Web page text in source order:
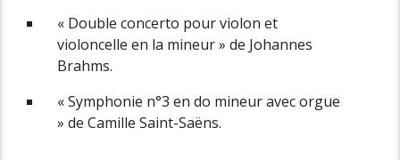
« Double concerto pour violon et
violoncelle en la mineur » de Johannes
Brahms.
« Symphonie n°3 en do mineur avec orgue
» de Camille Saint-Saëns.